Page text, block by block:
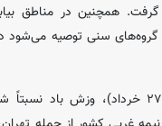
همچنین در مناطق
سنی توصیه می‌شود
وی ادامه داد: در استان یزد نیز از امروز تا روز پنجشنبه (۲۷